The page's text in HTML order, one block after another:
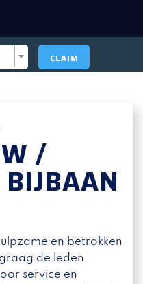
CLAIM
/
en betrokken
de leden
service en